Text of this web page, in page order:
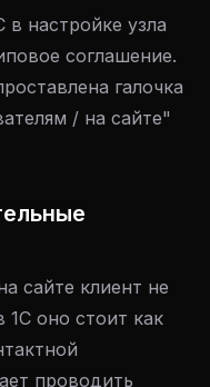
настройке узла
соглашение.
галочка
/ на сайте"
сайте клиент не
1С оно стоит как
проводить